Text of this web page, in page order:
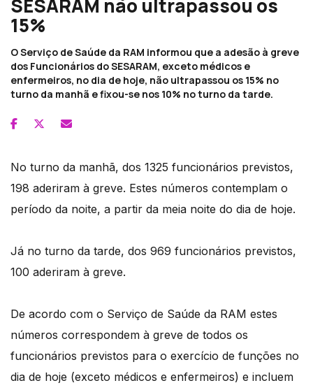
SESARAM não ultrapassou os
15%
O Serviço de Saúde da RAM informou que a adesão à greve
dos Funcionários do SESARAM, exceto médicos e
enfermeiros, no dia de hoje, não ultrapassou os 15% no
turno da manhã e fixou-se nos 10% no turno da tarde.
No turno da manhã, dos 1325 funcionários previstos,
198 aderiram à greve. Estes números contemplam o
período da noite, a partir da meia noite do dia de hoje.
Já no turno da tarde, dos 969 funcionários previstos,
100 aderiram à greve.
De acordo com o Serviço de Saúde da RAM estes
números correspondem à greve de todos os
funcionários previstos para o exercício de funções no
dia de hoje (exceto médicos e enfermeiros) e incluem